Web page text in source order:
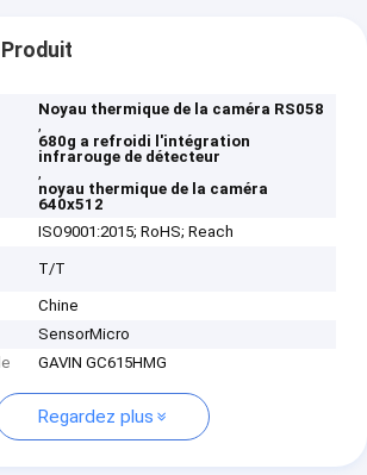
Noyau thermique de la caméra RS058
,
680g a refroidi l'intégration
infrarouge de détecteur
,
noyau thermique de la caméra
640x512
ISO9001:2015; RoHS; Reach
T/T
Chine
SensorMicro
GAVIN GC615HMG
Regardez plus